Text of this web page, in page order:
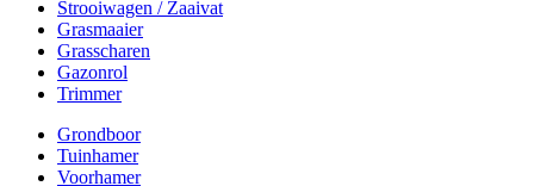
Strooiwagen / Zaaivat
Grasmaaier
Grasscharen
Gazonrol
Trimmer
Grondboor
Tuinhamer
Voorhamer